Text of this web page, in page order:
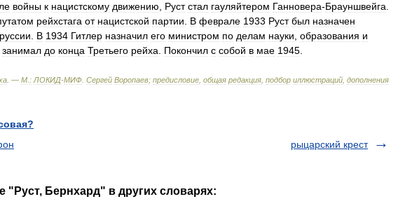
войны к нацистскому движению Руст стал гауляйтером Ганновера-Брауншвейга
рейхстага от нацистской партии В феврале 1933 Руст был назначен
В 1934 Гитлер назначил его министром по делам науки образования и
занимал до конца Третьего рейха Покончил с собой в мае 1945
. — М : ЛОКИД-МИФ Сергей Воропаев; предисловие общая редакция подбор иллюстраций дополнения
рыцарский крест
"Руст, Бернхард" в других словарях: